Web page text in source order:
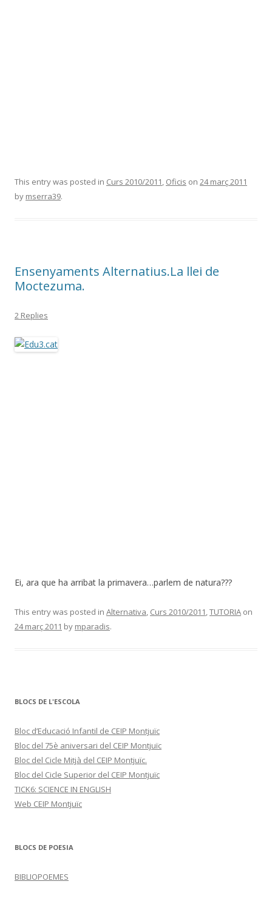
This entry was posted in Curs 2010/2011, Oficis on 24 març 2011
by mserra39.
Ensenyaments Alternatius.La llei de
Moctezuma.
2 Replies
Ei, ara que ha arribat la primavera…parlem de natura???
This entry was posted in Alternativa, Curs 2010/2011,TUTORIA on
24 març 2011 by mparadis.
BLOCS DE L'ESCOLA
Bloc d’Educació Infantil de CEIP Montjuïc
Bloc del 75è aniversari del CEIP Montjuïc
Bloc del Cicle Mitjà del CEIP Montjuïc.
Bloc del Cicle Superior del CEIP Montjuïc
TICK6: SCIENCE IN ENGLISH
Web CEIP Montjuïc
BLOCS DE POESIA
BIBLIOPOEMES